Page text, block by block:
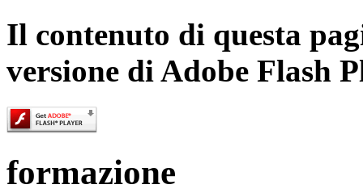
Il contenuto di questa
versione di Adobe Flash
formazione